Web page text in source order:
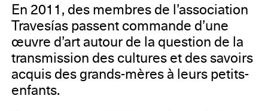
En 2011, des membres de l’association
Travesías passent commande d’une
œuvre d’art autour de la question de la
transmission des cultures et des savoirs
acquis des grands-mères à leurs petits-
enfants.